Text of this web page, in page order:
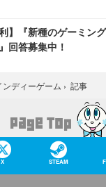
利】『新種のゲーミン
回答募集中！
ンディーゲーム › 記事
X STEAM